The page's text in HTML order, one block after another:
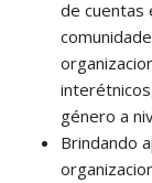
de cuentas
género a
Brindando